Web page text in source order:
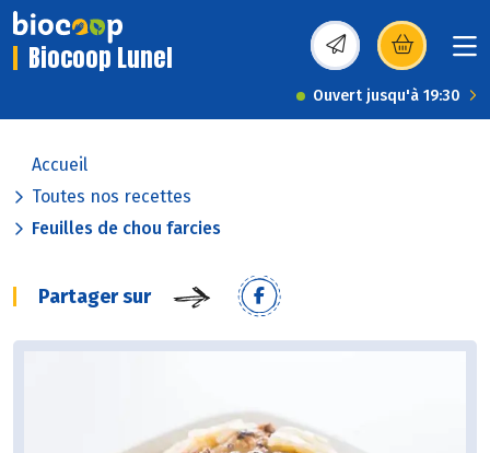
Biocoop Lunel (s’ouvre dans une
Ouvert jusqu'à 19:30
Accueil
Toutes nos recettes
Feuilles de chou farcies
Partager sur